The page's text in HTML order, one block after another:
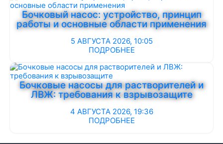
Бочковый насос: устройство, принцип
работы и основные области применения
5 АВГУСТА 2026, 10:05
ПОДРОБНЕЕ
Бочковые насосы для растворителей и
ЛВЖ: требования к взрывозащите
4 АВГУСТА 2026, 19:36
ПОДРОБНЕЕ